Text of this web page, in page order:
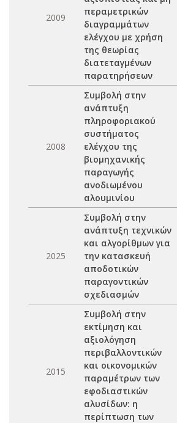
2009
περαμετρικών
διαγραμμάτων
ελέγχου με χρήση
της θεωρίας
διατεταγμένων
παρατηρήσεων
2008
Συμβολή στην
ανάπτυξη
πληροφοριακού
συστήματος
ελέγχου της
βιομηχανικής
παραγωγής
ανοδιωμένου
αλουμινίου
2025
Συμβολή στην
ανάπτυξη τεχνικών
και αλγορίθμων για
την κατασκευή
αποδοτικών
παραγοντικών
σχεδιασμών
2015
Συμβολή στην
εκτίμηση και
αξιολόγηση
περιβαλλοντικών
και οικονομικών
παραμέτρων των
εφοδιαστικών
αλυσίδων: η
περίπτωση των